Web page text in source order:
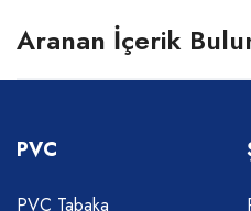
Aranan İçerik
PVC
PVC Tabaka